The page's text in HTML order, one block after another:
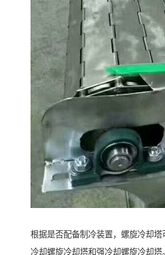
根据是否配备制冷装置，螺旋冷却塔
冷却螺旋冷却塔和强冷却螺旋冷却